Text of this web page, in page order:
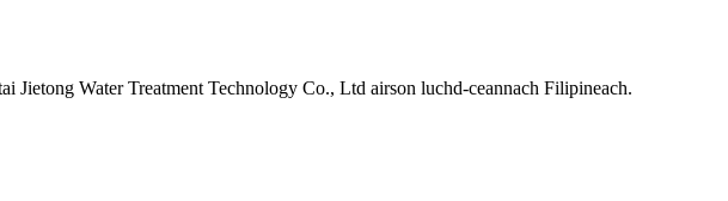
Jietong Water Treatment Technology Co., Ltd airson luchd-ceannach Filipineach.